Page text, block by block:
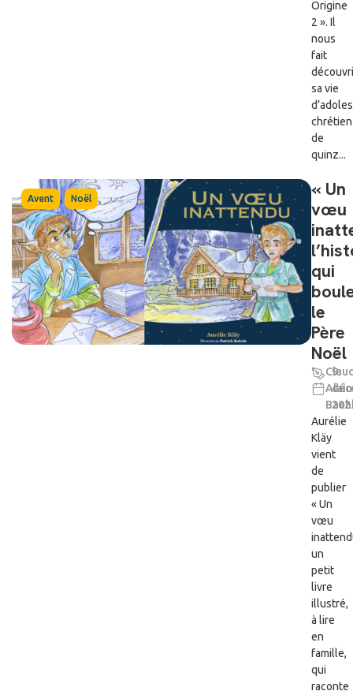
Origine
2 ». Il
nous
fait
sa vie
chrétien
de
quinz...
Avent , Noël
« Un
vœu
qui
le
Père
Noël
Alain
9
Aurélie
Kläy
vient
de
publier
« Un
vœu
un
petit
livre
illustré,
à lire
en
famille,
qui
raconte